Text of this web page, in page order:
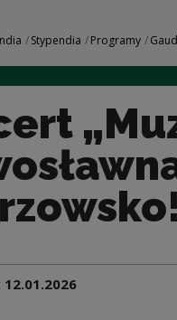
Stypendia Programy
12.01.2026